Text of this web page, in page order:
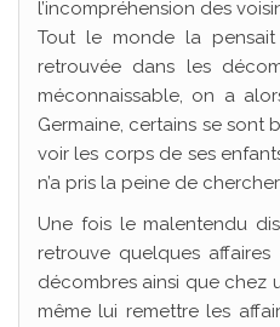
l’incompréhension des
Tout le monde la
retrouvée dans les
méconnaissable, on a
Germaine, certains se sont
voir les corps de ses
n’a pris la peine de
Une fois le malentendu
retrouve quelques
décombres ainsi que chez
même lui remettre les